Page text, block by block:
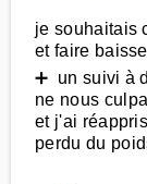
je souhaitais
et faire
➕ un suivi à
ne nous
et j'ai
perdu du